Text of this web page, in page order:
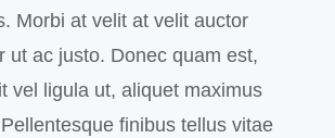
Morbi at velit at velit auctor
ut ac justo. Donec quam est,
vel ligula ut, aliquet maximus
Pellentesque finibus tellus vitae